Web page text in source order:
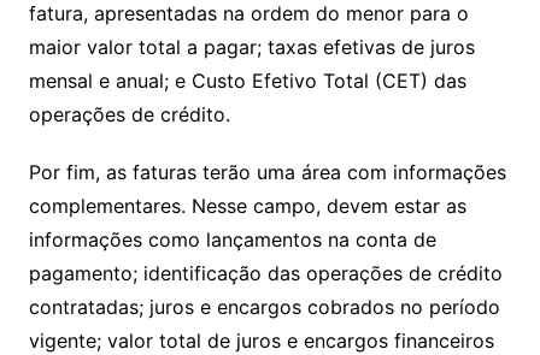
fatura, apresentadas na ordem do menor para o
maior valor total a pagar; taxas efetivas de juros
mensal e anual; e Custo Efetivo Total (CET) das
operações de crédito.
Por fim, as faturas terão uma área com informações
complementares. Nesse campo, devem estar as
informações como lançamentos na conta de
pagamento; identificação das operações de crédito
contratadas; juros e encargos cobrados no período
vigente; valor total de juros e encargos financeiros